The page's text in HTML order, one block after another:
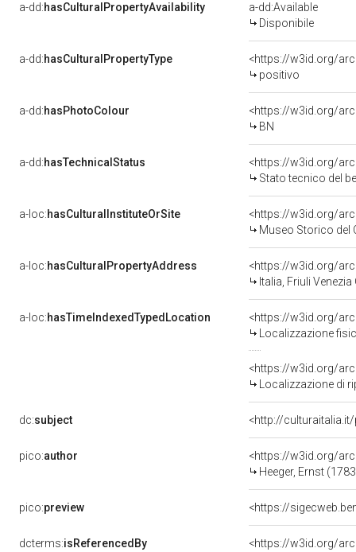
a-dd:hasCulturalPropertyAvailability
a-dd:Available
Disponibile
a-dd:hasCulturalPropertyType
<https://w3id.org/
positivo
a-dd:hasPhotoColour
<https://w3id.org/
BN
a-dd:hasTechnicalStatus
<https://w3id.org/
Stato tecnico del
a-loc:hasCulturalInstituteOrSite
<https://w3id.org/
Museo Storico del
a-loc:hasCulturalPropertyAddress
<https://w3id.org/
Italia, Friuli
a-loc:hasTimeIndexedTypedLocation
<https://w3id.org/
Localizzazione
<https://w3id.org/
Localizzazione di
dc:subject <http://
pico:author
<https://w3id.org/
Heeger, Ernst
pico:preview <https://
dcterms:isReferencedBy
<https://w3id.org/